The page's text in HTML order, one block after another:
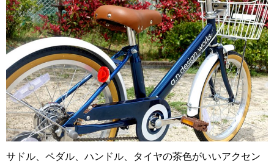
サドル、ペダル、ハンドル、タイヤの茶色がいいアクセン